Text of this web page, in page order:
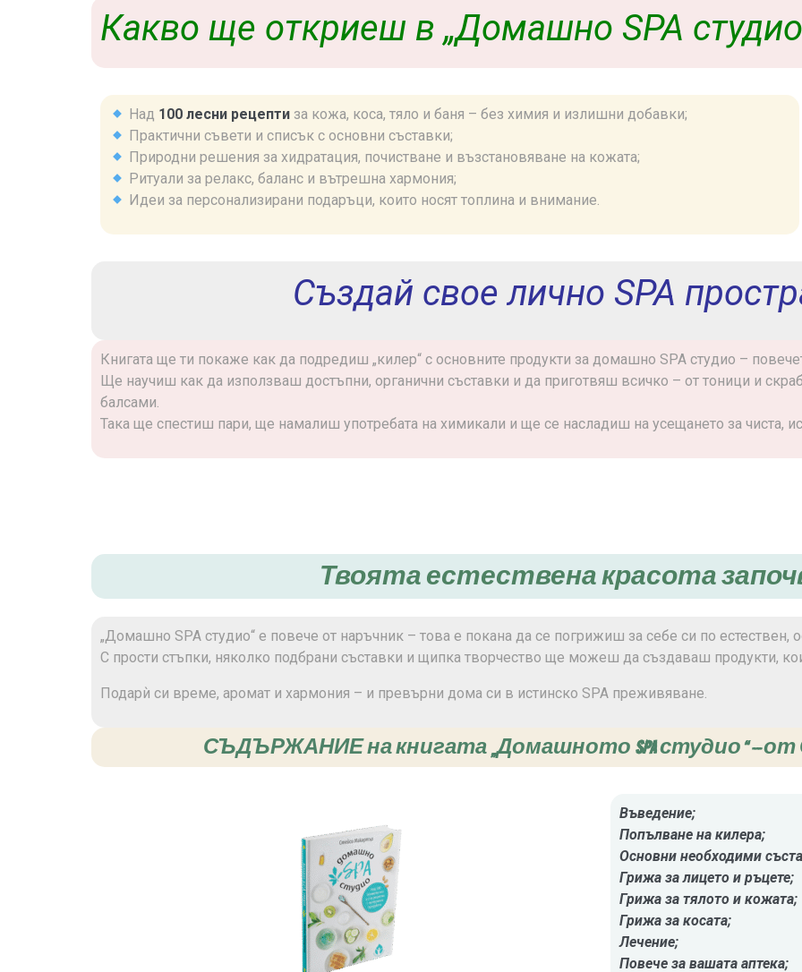
Какво ще откриеш в „Домашно SPA
Над 100 лесни рецепти за кожа, коса, тяло и баня – без химия и излишни добавки;
Практични съвети и списък с основни съставки;
Природни решения за хидратация, почистване и възстановяване на кожата;
Ритуали за релакс, баланс и вътрешна хармония;
Идеи за персонализирани подаръци, които носят топлина и внимание.
Създай свое лично SPA
Книгата ще ти покаже как да подредиш „килер“ с основните продукти за домашно SPA студио –
Ще научиш как да използваш достъпни, органични съставки и да приготвяш всичко – от тоници и
балсами.
Така ще спестиш пари, ще намалиш употребата на химикали и ще се насладиш на усещането за чиста,
Твоята естествена красота
„Домашно SPA студио“ е повече от наръчник – това е покана да се погрижиш за себе си по естествен,
С прости стъпки, няколко подбрани съставки и щипка творчество ще можеш да създаваш продукти,
Подарѝ си време, аромат и хармония – и превърни дома си в истинско SPA преживяване.
СЪДЪРЖАНИЕ на книгата „Домашното SPA студио“ –
Въведение;
Попълване на килера;
Основни необходими
Грижа за лицето и ръцете;
Грижа за тялото и кожата;
Грижа за косата;
Лечение;
Повече за вашата аптека;